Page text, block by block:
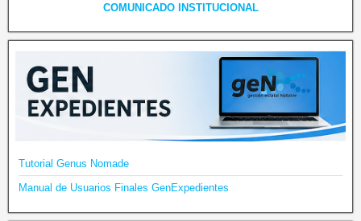
COMUNICADO INSTITUCIONAL
Tutorial Genus Nomade
Manual de Usuarios Finales GenExpedientes